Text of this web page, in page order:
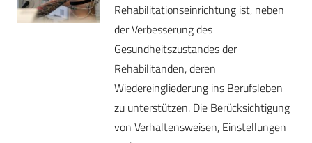
Rehabilitationseinrichtung ist, neben
der Verbesserung des
Gesundheitszustandes der
Rehabilitanden, deren
Wiedereingliederung ins Berufsleben
zu unterstützen. Die Berücksichtigung
von Verhaltensweisen, Einstellungen